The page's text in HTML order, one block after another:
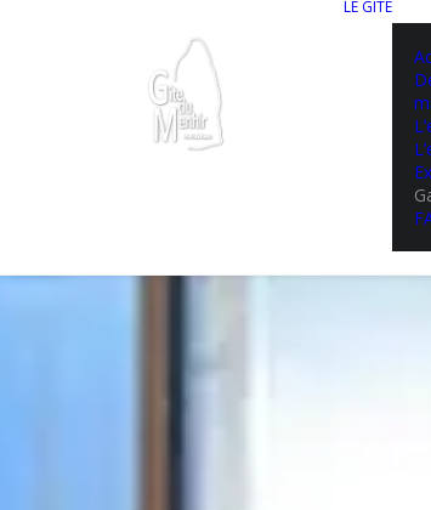
LE GITE